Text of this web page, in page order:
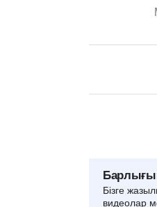
Бізге
видеолар